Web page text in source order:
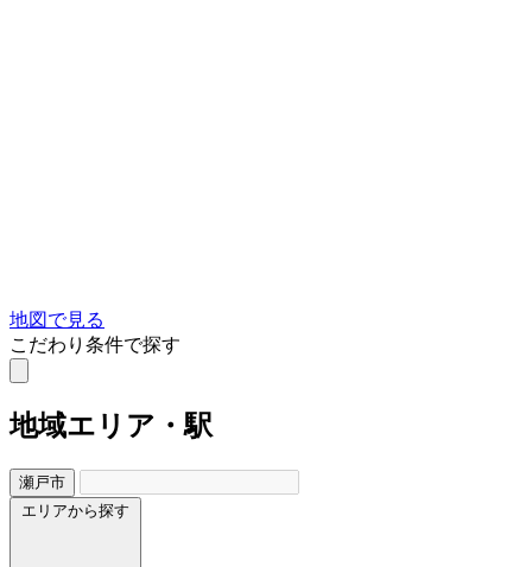
地図で見る
こだわり条件で探す
地域エリア・駅
瀬戸市
エリアから探す